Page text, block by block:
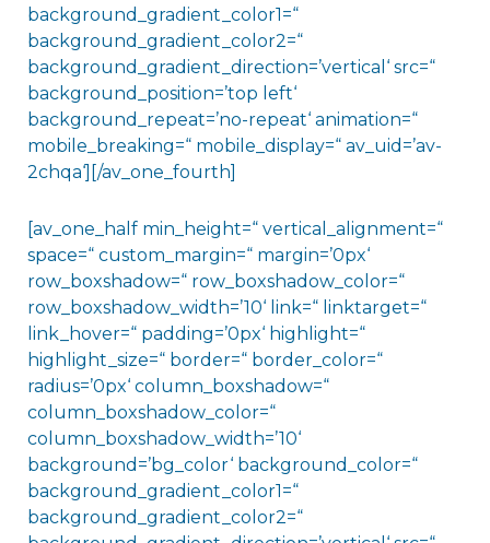
background_gradient_color1=“
background_gradient_color2=“
background_gradient_direction=’vertical‘ src=“
background_position=’top left‘
background_repeat=’no-repeat‘ animation=“
mobile_breaking=“ mobile_display=“ av_uid=’av-
2chqa‘][/av_one_fourth]
[av_one_half min_height=“ vertical_alignment=“
space=“ custom_margin=“ margin=’0px‘
row_boxshadow=“ row_boxshadow_color=“
row_boxshadow_width=’10‘ link=“ linktarget=“
link_hover=“ padding=’0px‘ highlight=“
highlight_size=“ border=“ border_color=“
radius=’0px‘ column_boxshadow=“
column_boxshadow_color=“
column_boxshadow_width=’10‘
background=’bg_color‘ background_color=“
background_gradient_color1=“
background_gradient_color2=“